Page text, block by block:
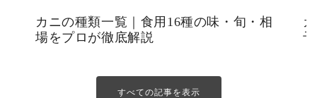
カニの種類一覧｜食用16種の味・旬・相
場をプロが徹底解説
すべての記事を表示